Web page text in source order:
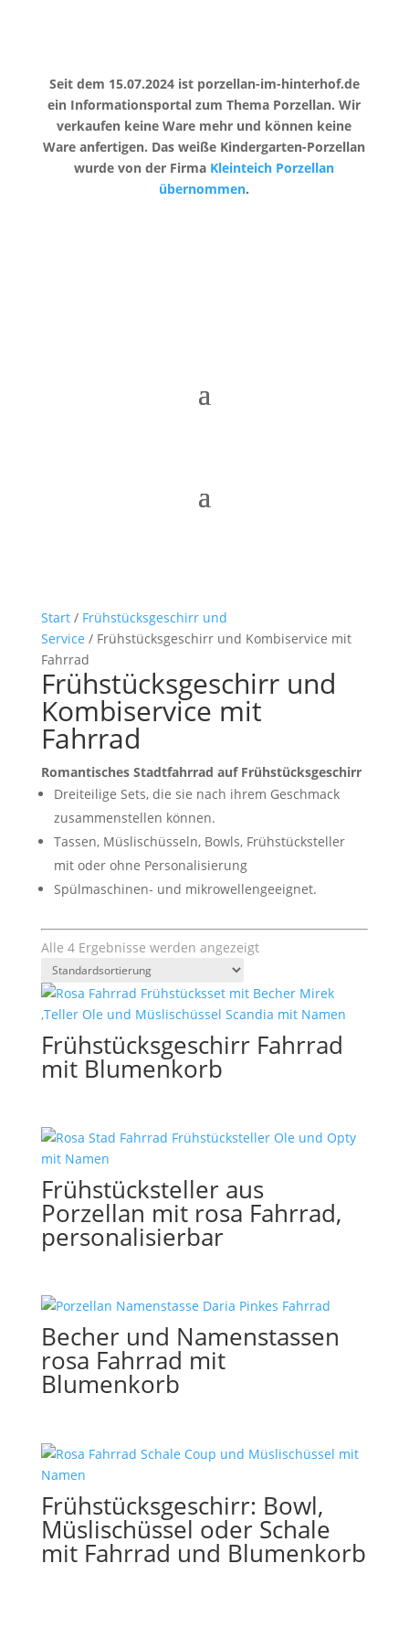
Seit dem 15.07.2024 ist porzellan-im-hinterhof.de
ein Informationsportal zum Thema Porzellan. Wir
verkaufen keine Ware mehr und können keine
Ware anfertigen. Das weiße Kindergarten-Porzellan
wurde von der Firma Kleinteich Porzellan
übernommen.
Start/ Frühstücksgeschirr und
Service / Frühstücksgeschirr und Kombiservice mit
Fahrrad
Frühstücksgeschirr und
Kombiservice mit
Fahrrad
Romantisches Stadtfahrrad auf Frühstücksgeschirr
Dreiteilige Sets, die sie nach ihrem Geschmack
zusammenstellen können.
Tassen, Müslischüsseln, Bowls, Frühstücksteller
mit oder ohne Personalisierung
Spülmaschinen- und mikrowellengeeignet.
Alle 4 Ergebnisse werden angezeigt
Frühstücksgeschirr Fahrrad
mit Blumenkorb
Frühstücksteller aus
Porzellan mit rosa Fahrrad,
personalisierbar
Becher und Namenstassen
rosa Fahrrad mit
Blumenkorb
Frühstücksgeschirr: Bowl,
Müslischüssel oder Schale
mit Fahrrad und Blumenkorb